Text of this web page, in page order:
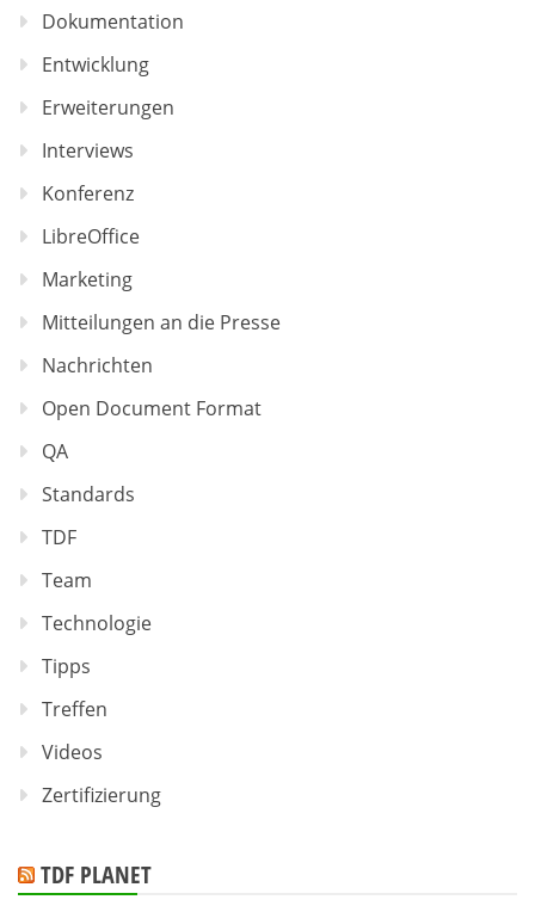
Dokumentation
Entwicklung
Erweiterungen
Interviews
Konferenz
LibreOffice
Marketing
Mitteilungen an die Presse
Nachrichten
Open Document Format
QA
Standards
TDF
Team
Technologie
Tipps
Treffen
Videos
Zertifizierung
TDF PLANET